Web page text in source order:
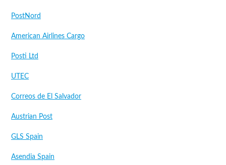
PostNord
American Airlines Cargo
Posti Ltd
UTEC
Correos de El Salvador
Austrian Post
GLS Spain
Asendia Spain